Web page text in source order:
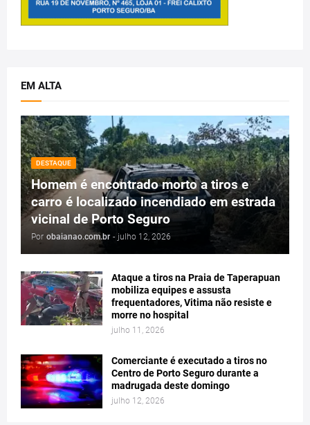
EM ALTA
DESTAQUE
Homem é encontrado morto a tiros e
carro é localizado incendiado em estrada
vicinal de Porto Seguro
Por obaianao.com.br - julho 12, 2026
Ataque a tiros na Praia de Taperapuan
mobiliza equipes e assusta
frequentadores, Vitima não resiste e
morre no hospital
julho 11, 2026
Comerciante é executado a tiros no
Centro de Porto Seguro durante a
madrugada deste domingo
julho 12, 2026